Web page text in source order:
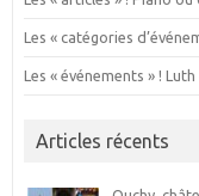
Les « catégories
Les « événements » !
Articles récents